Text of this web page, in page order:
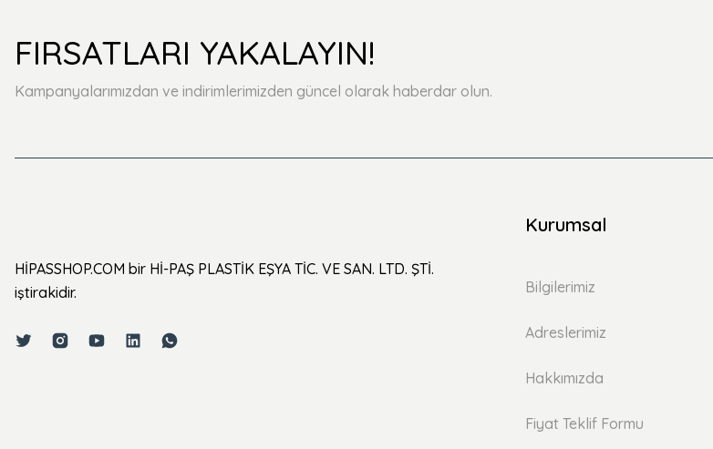
FIRSATLARI YAKALAYIN!
Kampanyalarımızdan ve indirimlerimizden güncel olarak haberdar olun.
HİPASSHOP.COM bir Hİ-PAŞ PLASTİK EŞYA TİC. VE SAN. LTD. ŞTİ.
iştirakidir.
Kurumsal
Bilgilerimiz
Adreslerimiz
Hakkımızda
Fiyat Teklif Formu